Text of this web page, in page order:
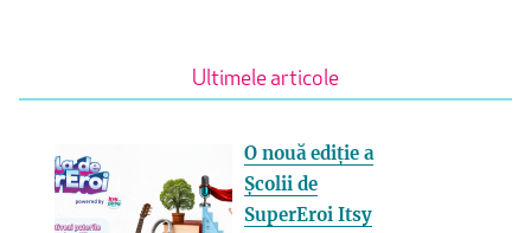
Ultimele articole
O nouă ediție a
Școlii de
SuperEroi Itsy